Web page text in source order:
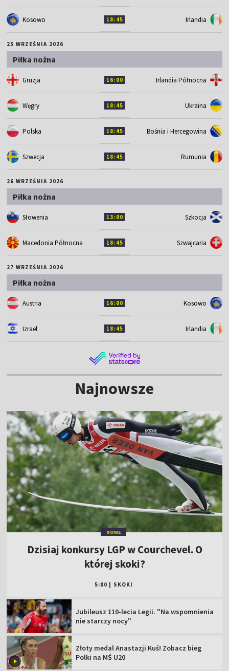
Kosowo 18:45 Irlandia
25 WRZEŚNIA 2026
Piłka nożna
Gruzja 16:00 Irlandia Północna
Węgry 18:45 Ukraina
Polska 18:45 Bośnia i Hercegowina
Szwecja 18:45 Rumunia
26 WRZEŚNIA 2026
Piłka nożna
Słowenia 13:00 Szkocja
Macedonia Północna 18:45 Szwajcaria
27 WRZEŚNIA 2026
Piłka nożna
Austria 16:00 Kosowo
Izrael 18:45 Irlandia
Najnowsze
NOWE
Dzisiaj konkursy LGP w Courchevel. O
której skoki?
5:00 SKOKI
Jubileusz 110-lecia Legii. "Na wspomnienia
nie starczy nocy"
Złoty medal Anastazji Kuś! Zobacz bieg
Polki na MŚ U20